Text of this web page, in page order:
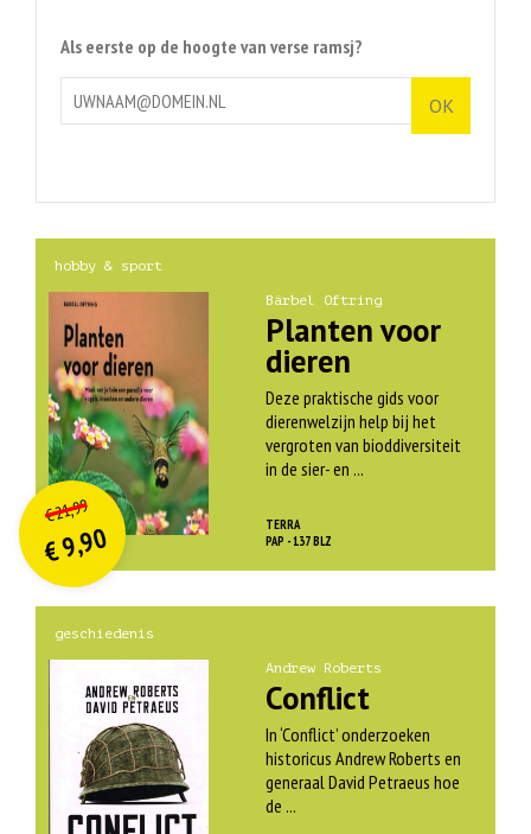
Als eerste op de hoogte van verse ramsj?
hobby & sport
Bärbel Oftring
Planten voor
dieren
Deze praktische gids voor
dierenwelzijn help bij het
vergroten van bioddiversiteit
in de sier- en ...
TERRA
PAP - 137 BLZ
€21,99O
orspr
onkelijke
prijs
was:
€ 21,99.
€9,90
Huidige
prijs
is:
€ 9,90.
geschiedenis
Andrew Roberts
Conflict
In ‘Conflict’ onderzoeken
historicus Andrew Roberts en
generaal David Petraeus hoe
de ...